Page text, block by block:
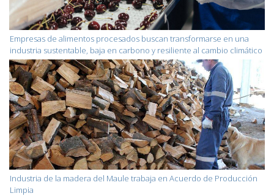
Empresas de alimentos procesados buscan transformarse en una
industria sustentable, baja en carbono y resiliente al cambio climático
Industria de la madera del Maule trabaja en Acuerdo de Producción
Limpia